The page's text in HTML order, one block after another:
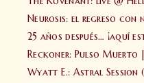
Neurosis: el regreso con
25 años después… ¡aquí
Reckoner: Pulso Muerto
Wyatt E.: Astral Session